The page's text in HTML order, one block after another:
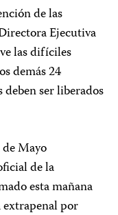
de las
Ejecutiva
las difíciles
demás 24
ser liberados
Mayo
de la
esta mañana
por